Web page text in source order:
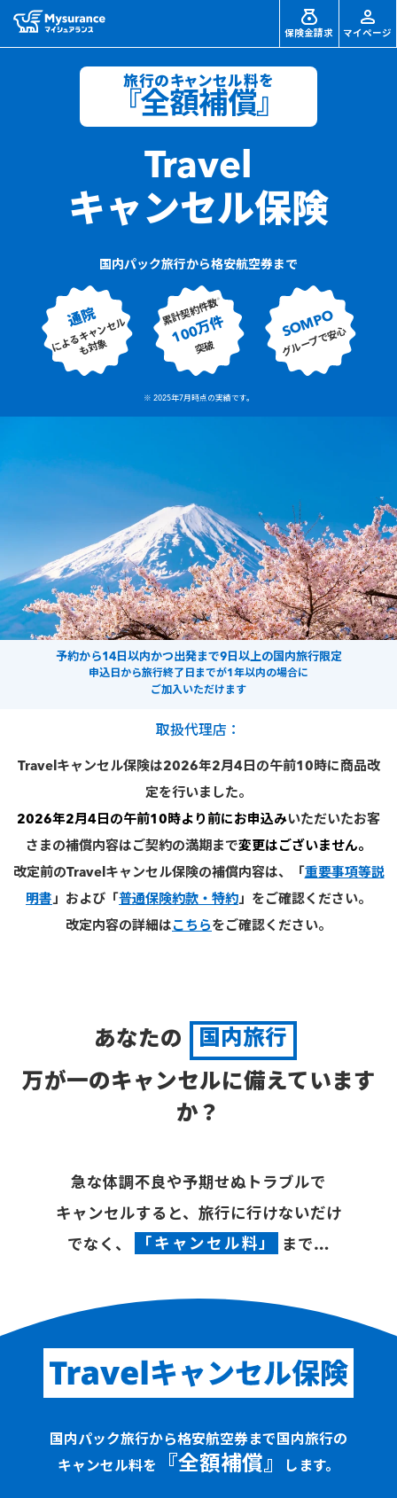
保険金請求 マイページ
旅行のキャンセル料を
『全額補償』
Travel
キャンセル保険
国内パック旅行から格安航空券まで
通院
によるキャンセル
も対象
累計契約件数※
100万件
突破
SOMPO
グループで安心
※ 2025年7月時点の実績です。
予約から14日以内かつ出発まで9日以上の国内旅行限定
申込日から旅行終了日までが1年以内の場合に
ご加入いただけます
取扱代理店：
Travelキャンセル保険は2026年2月4日の午前10時に商品改
定を行いました。
2026年2月4日の午前10時より前にお申込みいただいたお客
さまの補償内容はご契約の満期まで変更はございません。
改定前のTravelキャンセル保険の補償内容は、「 重要事項等説
明書」および「 普通保険約款・特約」をご確認ください。
改定内容の詳細は こちら をご確認ください。
あなたの
国内旅行
万が一のキャンセルに備えています
か？
急な体調不良や予期せぬトラブルで
キャンセルすると、 旅行に行けないだけ
でなく、 「キャンセル料」 まで…
国内パック旅行から格安航空券まで 国内旅行の
キャンセル料を
『全額補償』 します。